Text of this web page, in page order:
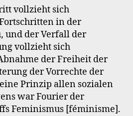
vollzieht sich
in der
und der Verfall der
vollzieht sich
der Freiheit der
der Vorrechte der
Prinzip allen sozialen
war Fourier der
Feminismus [féminisme].